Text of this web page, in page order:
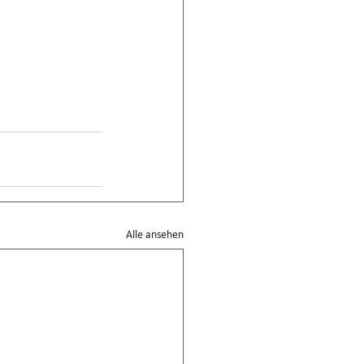
Alle ansehen